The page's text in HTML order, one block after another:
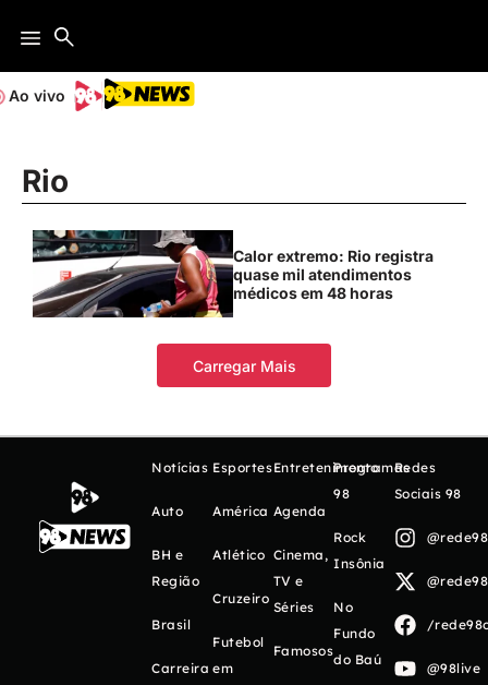
Ao vivo
Rio
Calor extremo: Rio registra
quase mil atendimentos
médicos em 48 horas
Carregar Mais
Notícias
Auto
BH e
Região
Brasil
Carreira
Esportes
América
Atlético
Cruzeiro
Futebol
em
Entretenimento
Agenda
Cinema,
TV e
Séries
Famosos
Programas
98
Rock
Insônia
No
Fundo
do Baú
Redes
Sociais 98
/
@98live